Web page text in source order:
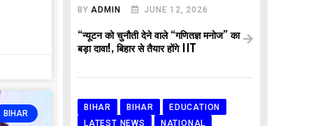
BIHAR
BY ADMIN JUNE 12, 2026
“न्यूटन को चुनौती देने वाले “गणितज्ञ मनोज” का
बड़ा दावा!, बिहार से तैयार होंगे IIT
BIHAR BIHAR
EDUCATION
LATEST NEWS
NATIONAL